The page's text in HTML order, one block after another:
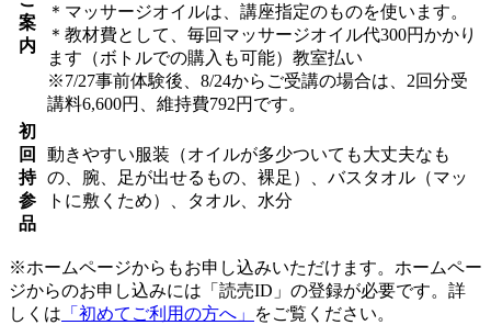
案
内
＊マッサージオイルは、講座指定のものを使います。
＊教材費として、毎回マッサージオイル代300円かかり
ます（ボトルでの購入も可能）教室払い
※7/27事前体験後、8/24からご受講の場合は、2回分受
講料6,600円、維持費792円です。
初
回
持
参
品
動きやすい服装（オイルが多少ついても大丈夫なも
の、腕、足が出せるもの、裸足）、バスタオル（マッ
トに敷くため）、タオル、水分
※ホームページからもお申し込みいただけます。ホームペー
ジからのお申し込みには「読売ID」の登録が必要です。詳
しくは 「初めてご利用の方へ」 をご覧ください。